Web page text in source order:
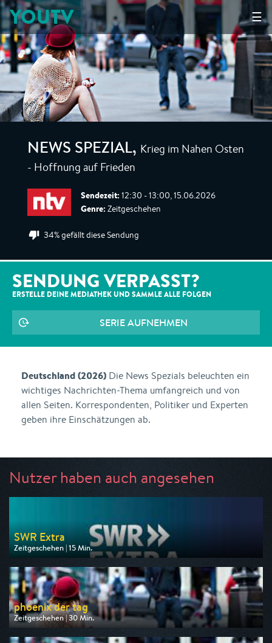
☰
YOUTV
NEWS SPEZIAL, Krieg im Nahen Osten
- Hoffnung auf Frieden
Sendezeit: 12:30 - 13:00, 15.06.2026
Genre: Zeitgeschehen
34% gefällt diese Sendung
SENDUNG VERPASST?
ERSTELLE DEINE MEDIATHEK UND SAMMLE ALLE FOLGEN
SERIE AUFNEHMEN
Deutschland (2026) Die News Spezials beleuchten ein
wichtiges Nachrichten-Thema umfangreich und von
allen Seiten. Korrespondenten, Politiker und Experten
geben ihre Einschätzungen ab.
Nutzer haben auch angesehen
SWR Extra
Zeitgeschehen | 15 Min.
Ausgestrahlt von SWR
am 06.08.2026, 20:15
phoenix der tag
Zeitgeschehen | 30 Min.
Ausgestrahlt von Phoenix
am 06.08.2026, 17:30